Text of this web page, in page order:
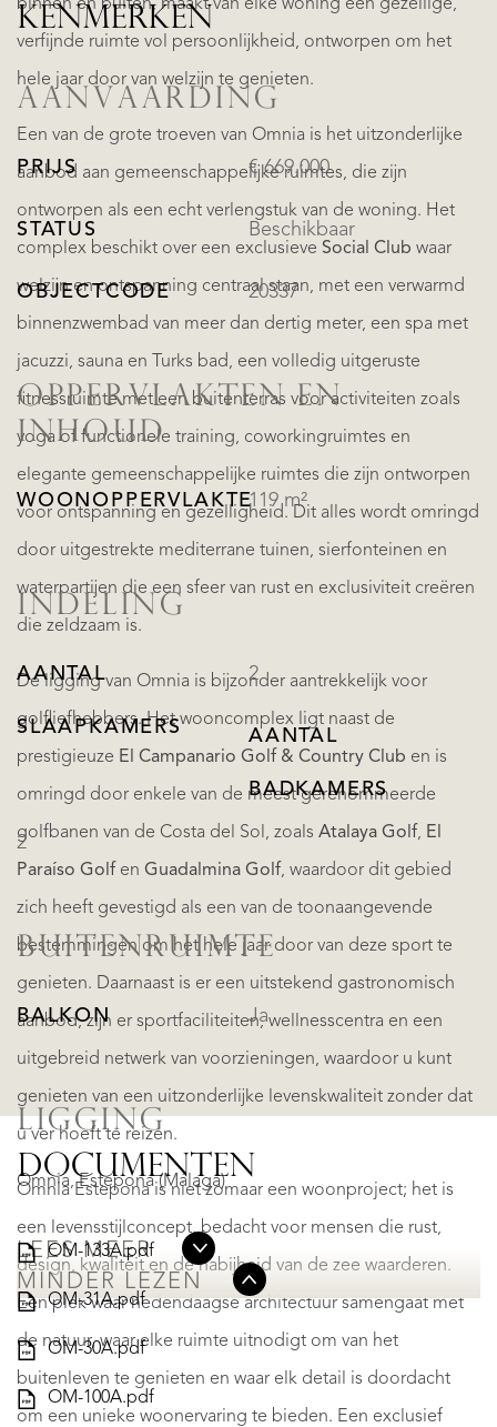
binnen en buiten, maakt van elke woning een gezellige,
verfijnde ruimte vol persoonlijkheid, ontworpen om het
hele jaar door van welzijn te genieten.
Een van de grote troeven van Omnia is het uitzonderlijke
aanbod aan gemeenschappelijke ruimtes, die zijn
ontworpen als een echt verlengstuk van de woning. Het
complex beschikt over een exclusieve Social Club waar
welzijn en ontspanning centraal staan, met een verwarmd
binnenzwembad van meer dan dertig meter, een spa met
jacuzzi, sauna en Turks bad, een volledig uitgeruste
fitnessruimte met een buitenterras voor activiteiten zoals
yoga of functionele training, coworkingruimtes en
elegante gemeenschappelijke ruimtes die zijn ontworpen
voor ontspanning en gezelligheid. Dit alles wordt omringd
door uitgestrekte mediterrane tuinen, sierfonteinen en
waterpartijen die een sfeer van rust en exclusiviteit creëren
die zeldzaam is.
De ligging van Omnia is bijzonder aantrekkelijk voor
golfliefhebbers. Het wooncomplex ligt naast de
prestigieuze El Campanario Golf & Country Club en is
omringd door enkele van de meest gerenommeerde
golfbanen van de Costa del Sol, zoals Atalaya Golf, El
Paraíso Golf en Guadalmina Golf, waardoor dit gebied
zich heeft gevestigd als een van de toonaangevende
bestemmingen om het hele jaar door van deze sport te
genieten. Daarnaast is er een uitstekend gastronomisch
aanbod, zijn er sportfaciliteiten, wellnesscentra en een
uitgebreid netwerk van voorzieningen, waardoor u kunt
genieten van een uitzonderlijke levenskwaliteit zonder dat
u ver hoeft te reizen.
Omnia Estepona is niet zomaar een woonproject; het is
een levensstijlconcept, bedacht voor mensen die rust,
design, kwaliteit en de nabijheid van de zee waarderen.
Een plek waar hedendaagse architectuur samengaat met
de natuur, waar elke ruimte uitnodigt om van het
buitenleven te genieten en waar elk detail is doordacht
om een unieke woonervaring te bieden. Een exclusief
KENMERKEN
AANVAARDING
PRIJS € 669.000
STATUS Beschikbaar
OBJECTCODE 20337
OPPERVLAKTEN EN
INHOUD
WOONOPPERVLAKTE119 m²
INDELING
AANTAL
SLAAPKAMERS
2
AANTAL
BADKAMERS
2
BUITENRUIMTE
BALKON Ja
LIGGING
Omnia, Estepona (Málaga)
LEES MEER
MINDER LEZEN
DOCUMENTEN
OM-133A.pdf
OM-31A.pdf
OM-30A.pdf
OM-100A.pdf